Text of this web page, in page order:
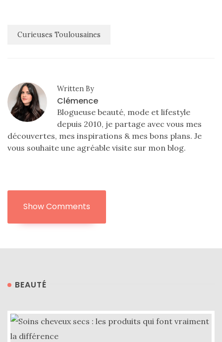
Curieuses Toulousaines
Written By
Clémence
Blogueuse beauté, mode et lifestyle
depuis 2010, je partage avec vous mes
découvertes, mes inspirations & mes bons plans. Je
vous souhaite une agréable visite sur mon blog.
Show Comments
BEAUTÉ